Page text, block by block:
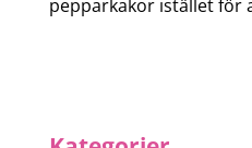
pepparkakor istället för